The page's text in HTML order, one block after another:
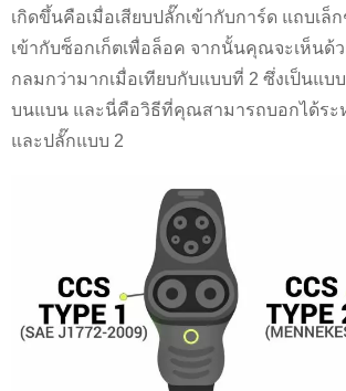
เกิดขึ้นคือเมื่อเสียบปลั๊กเข้ากับการ์ด แถบเล็
เข้ากับซ็อกเก็ตเพื่อล็อค จากนั้นคุณจะเห็นด้
กลมกว่ามากเมื่อเทียบกับแบบที่ 2 ซึ่งเป็นแ
บนแบน และนี่คือวิธีที่คุณสามารถบอกได้ระ
และปลั๊กแบบ 2